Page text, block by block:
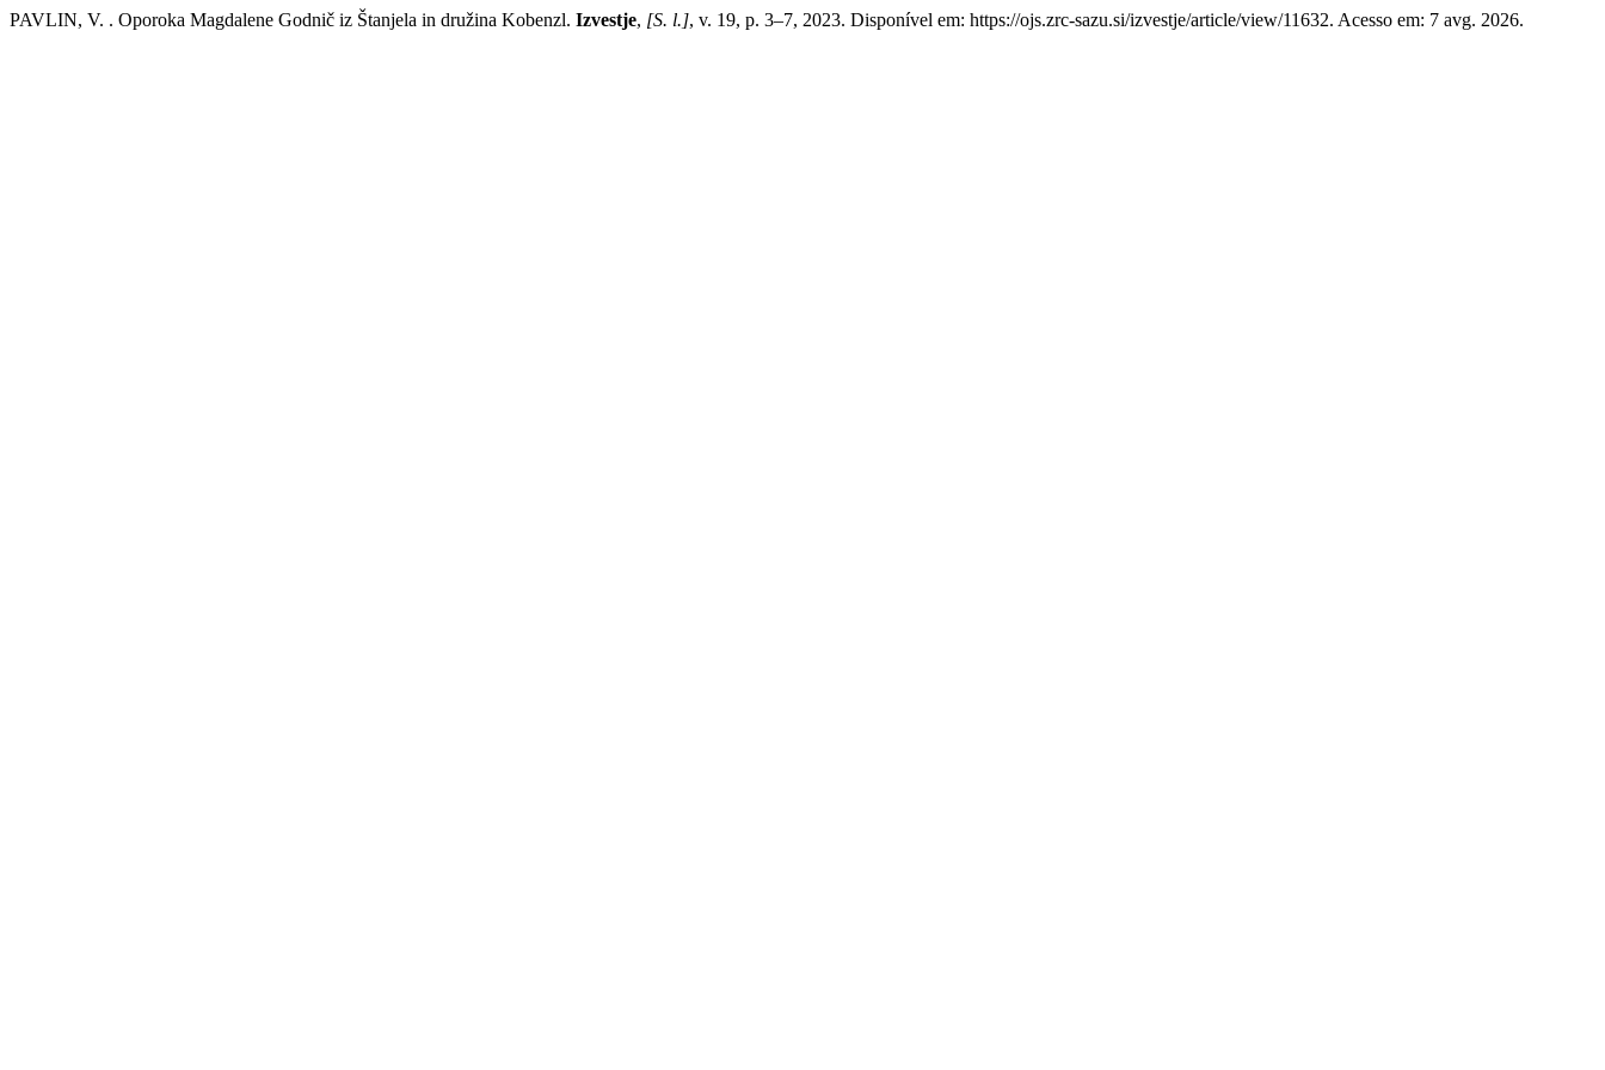
PAVLIN, V. . Oporoka Magdalene Godnič iz Štanjela in družina Kobenzl. Izvestje, [S. l.], v. 19, p. 3–7, 2023. Disponível em: https://ojs.zrc-sazu.si/izvestje/article/view/11632. Acesso em: 7 avg. 2026.